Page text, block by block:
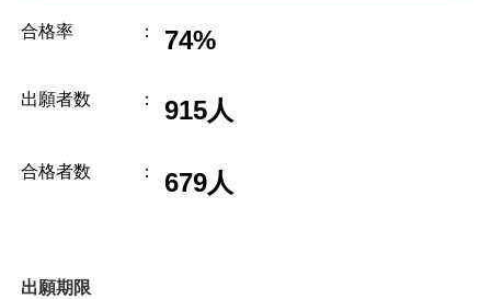
合格率 ： 74%
出願者数 ： 915人
合格者数 ： 679人
出願期限